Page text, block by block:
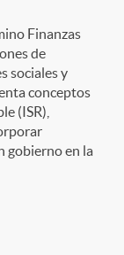
Finanzas
de
sociales y
conceptos
(ISR),
gobierno en la